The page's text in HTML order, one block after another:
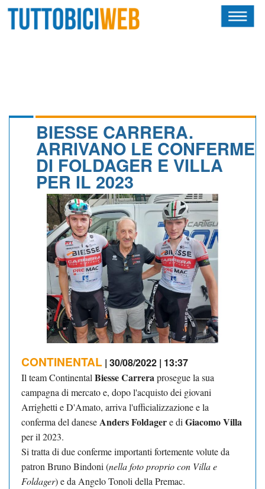
CALENDARIO
ALBI D'ORO
NEWSLETTER
BIESSE CARRERA.
ARRIVANO LE CONFERME
DI FOLDAGER E VILLA
PER IL 2023
CONTINENTAL | 30/08/2022 | 13:37
Il team Continental Biesse Carreraprosegue la sua
campagna di mercato e, dopo l'acquisto dei giovani
Arrighetti e D'Amato, arriva l'ufficializzazione e la
conferma del daneseAnders Foldagere di Giacomo Villa
per il 2023.
Si tratta di due conferme importanti fortemente volute da
patron Bruno Bindoni (nella fotoproprio con Villa e
Foldager) e da Angelo Tonoli della Premac.